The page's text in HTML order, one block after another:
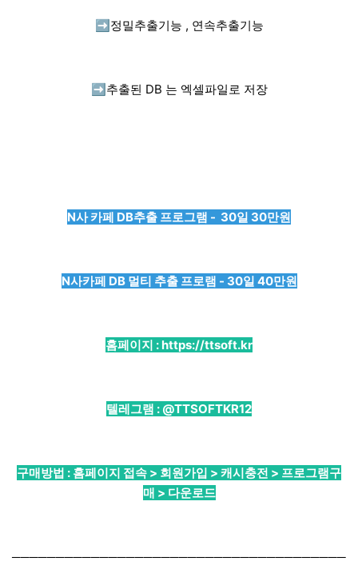
➡️ 정밀추출기능 , 연속추출기능
➡️ 추출된 DB 는 엑셀파일로 저장
N사 카페 DB추출 프로그램 - 30일 30만원
N사카페 DB 멀티 추출 프로램 - 30일 40만원
홈페이지 :https://ttsoft.kr
텔레그램 : @TTSOFTKR12
구매방법 : 홈페이지 접속 > 회원가입 > 캐시충전 > 프로그램구
매 > 다운로드
──────────────────────────────────────